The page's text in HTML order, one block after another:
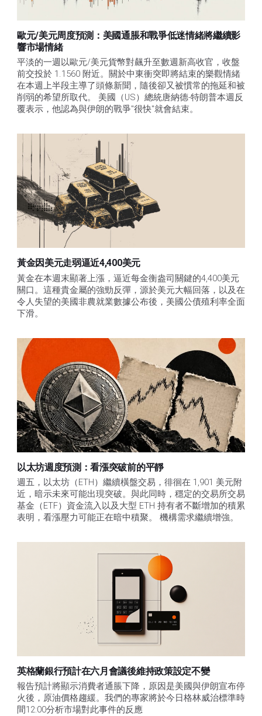
歐元/美元周度預測：美國通脹和戰爭低迷情緒將繼續影
響市場情緒
平淡的一週以歐元/美元貨幣對飆升至數週新高收官，收盤
前交投於 1.1560 附近。關於中東衝突即將結束的樂觀情緒
在本週上半段主導了頭條新聞，隨後卻又被慣常的拖延和被
削弱的希望所取代。 美國（US）總統唐納德-特朗普本週反
覆表示，他認為與伊朗的戰爭"很快"就會結束。
黃金因美元走弱逼近4,400美元
黃金在本週末顯著上漲，逼近每金衡盎司關鍵的4,400美元
關口。這種貴金屬的強勁反彈，源於美元大幅回落，以及在
令人失望的美國非農就業數據公布後，美國公債殖利率全面
下滑。
以太坊週度預測：看漲突破前的平靜
週五，以太坊（ETH）繼續橫盤交易，徘徊在 1,901 美元附
近，暗示未來可能出現突破。與此同時，穩定的交易所交易
基金（ETF）資金流入以及大型 ETH 持有者不斷增加的積累
表明，看漲壓力可能正在暗中積聚。 機構需求繼續增強。
英格蘭銀行預計在六月會議後維持政策設定不變
報告預計將顯示消費者通脹下降，原因是美國與伊朗宣布停
火後，原油價格趨緩。我們的專家將於今日格林威治標準時
間12:00分析市場對此事件的反應